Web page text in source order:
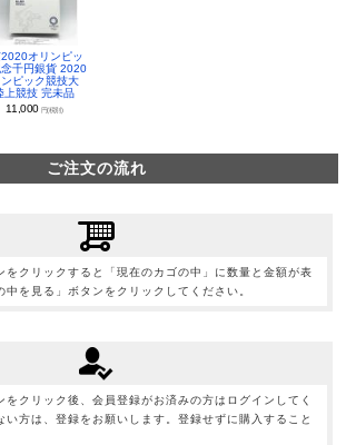
オリンピッ
念千円銀貨 2020
ピック競技大
上競技 完未品
11,000 円(税別)
ご注文の流れ
をクリックすると「現在のカゴの中」に数量と金額が表
を見る」ボタンをクリックしてください。
をクリック後、会員登録がお済みの方はログインしてく
い方は、登録をお願いします。登録せずに購入すること